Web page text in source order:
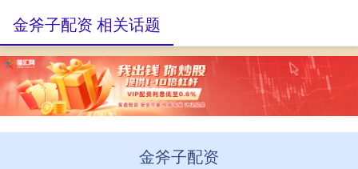
金斧子配资
金斧子配资 相关话题